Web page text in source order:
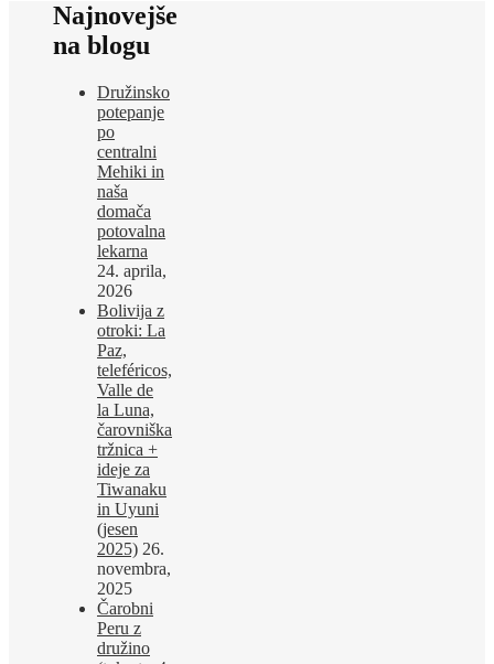
Najnovejše
na blogu
Družinsko
potepanje
po
centralni
Mehiki in
naša
domača
potovalna
lekarna
24. aprila,
2026
Bolivija z
otroki: La
Paz,
teleféricos,
Valle de
la Luna,
čarovniška
tržnica +
ideje za
Tiwanaku
in Uyuni
(jesen
2025) 26.
novembra,
2025
Čarobni
Peru z
družino